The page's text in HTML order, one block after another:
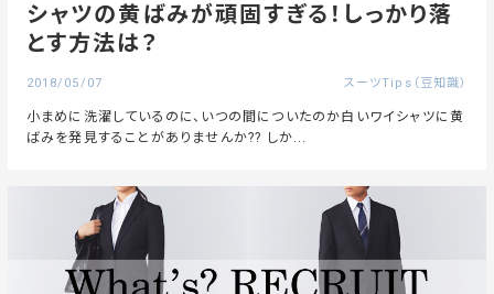
シャツの黄ばみが頑固すぎる！しっかり落
とす方法は？
2018/05/07 スーツTips（豆知識）
小まめに洗濯しているのに、いつの間についたのか白いワイシャツに黄
ばみを発見することがありませんか?? しか...